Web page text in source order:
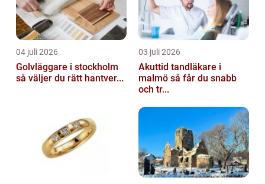
04 juli 2026
Golvläggare i stockholm
så väljer du rätt hantver...
03 juli 2026
Akuttid tandläkare i
malmö så får du snabb
och tr...